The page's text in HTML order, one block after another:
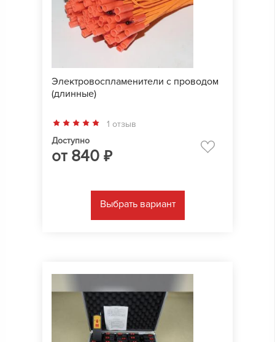
Электровоспламенители с проводом
(длинные)
1 отзыв
Доступно
от 840 ₽
Выбрать вариант